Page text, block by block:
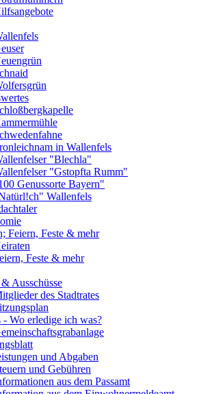
in Wallenfels
"Blechla"
"Gstopfta Rumm"
Genussorte Bayern"
Wallenfels
Feiern, Feste & mehr
Feste & mehr
Ausschüsse
des Stadtrates
- Wo erledige ich was?
und Abgaben
und Gebühren
aus dem Passamt